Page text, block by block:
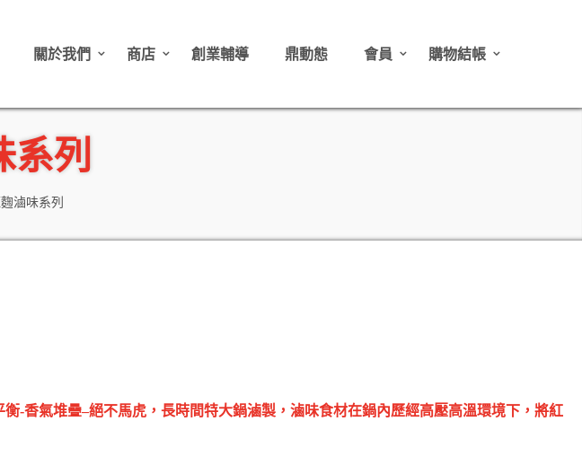
關於我們 商店 創業輔導 鼎動態 會員 購物結帳
系列
滷味系列
衡-香氣堆疊–絕不馬虎，長時間特大鍋滷製，滷味食材在鍋內歷經高壓高溫環境下，將紅